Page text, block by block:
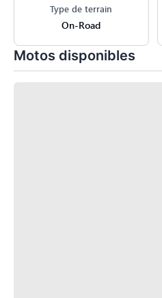
Type de terrain
On-Road
Motos disponibles